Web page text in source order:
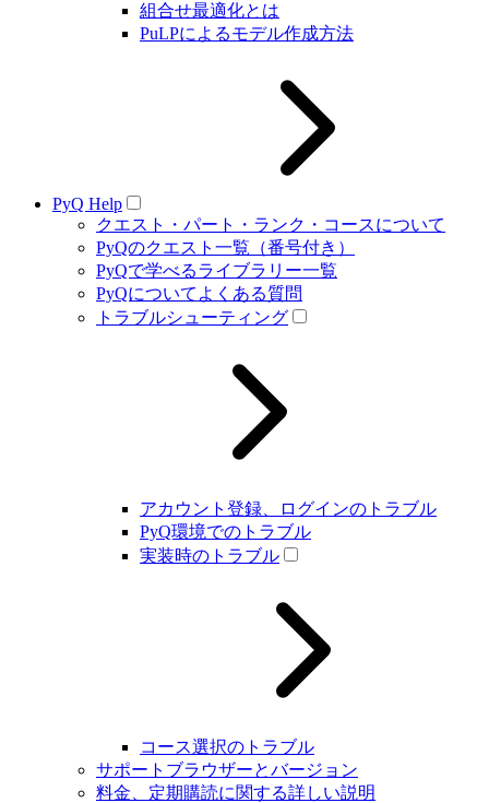
組合せ最適化とは
PuLPによるモデル作成方法
PyQ Help
クエスト・パート・ランク・コースについて
PyQのクエスト一覧（番号付き）
PyQで学べるライブラリー一覧
PyQについてよくある質問
トラブルシューティング
アカウント登録、ログインのトラブル
PyQ環境でのトラブル
実装時のトラブル
コース選択のトラブル
サポートブラウザーとバージョン
料金、定期購読に関する詳しい説明